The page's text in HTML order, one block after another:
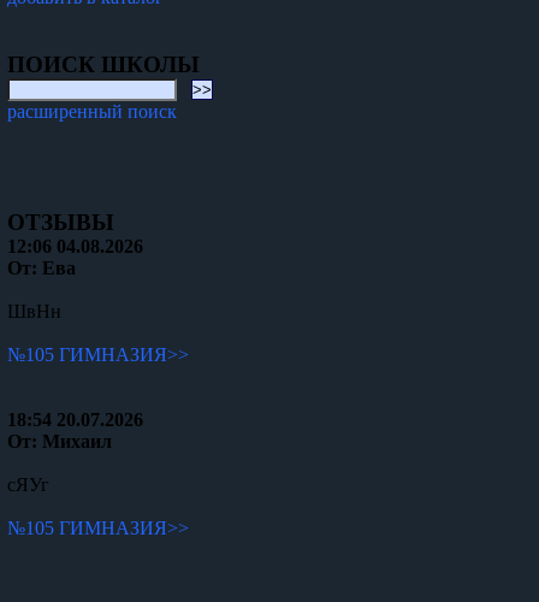
ПОИСК ШКОЛЫ
расширенный поиск
ОТЗЫВЫ
12:06 04.08.2026
От: Ева
ШвНн
№105 ГИМНАЗИЯ>>
18:54 20.07.2026
От: Михаил
сЯУг
№105 ГИМНАЗИЯ>>